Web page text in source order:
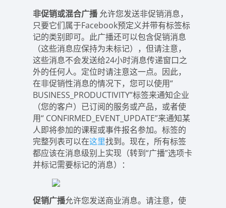
非促销或混合广播 允许您发送非促销消息，
只要它们属于Facebook预定义并带有标签标
记的类别即可。此广播还可以包含促销消息
（这些消息应保持为未标记），但请注意，
这些消息不会发送给24小时消息传递窗口之
外的任何人。定位时请注意这一点。因此，
在非促销性消息的情况下，您可以使用“
BUSINESS_PRODUCTIVITY”标签来通知企业
（您的客户）已订阅的服务或产品，或者使
用“ CONFIRMED_EVENT_UPDATE”来通知某
人即将参加的课程或事件报名参加。标签的
完整列表可以在这里找到。现在，所有标签
都应该在消息级别上实现（转到“广播”选项卡
并标记需要标记的消息）：
促销广播允许您发送商业消息。请注意，使